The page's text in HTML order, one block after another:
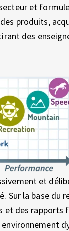
et
produits,
des
et
Sur la base du
et des rapports